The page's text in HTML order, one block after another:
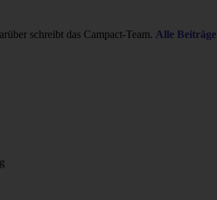
schreibt das Campact-Team. Alle Beiträge